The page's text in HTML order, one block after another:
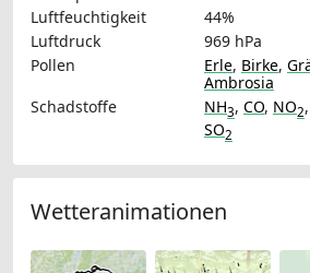
Luftfeuchtigkeit
44%
Luftdruck
969 hPa
Pollen
Erle, Birke,
Ambrosia
Schadstoffe
NH3, CO, NO2,
SO2
Wetteranimationen